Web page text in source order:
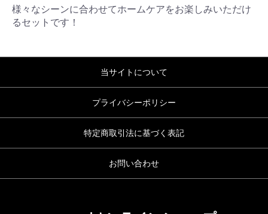
様々なシーンに合わせてホームケアをお楽しみいただけ
るセットです！
当サイトについて
プライバシーポリシー
特定商取引法に基づく表記
お問い合わせ